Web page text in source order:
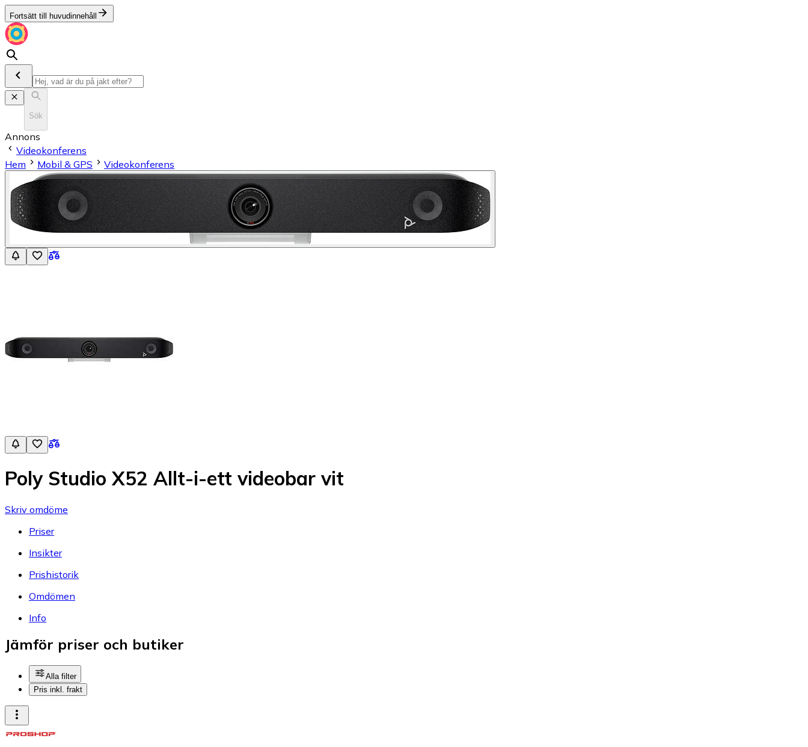
Fortsätt till huvudinnehåll
Sök
Annons
Videokonferens
Hem
Mobil & GPS Videokonferens
Poly Studio X52 Allt-i-ett videobar vit
Skriv omdöme
Priser
Insikter
Prishistorik
Omdömen
Info
Jämför priser och butiker
Alla filter
Pris inkl. frakt